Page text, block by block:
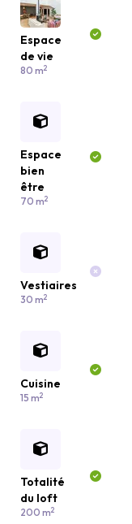
Espace
de vie
80 m2
Espace
bien
être
70 m2
Vestiaires
30 m2
Cuisine
15 m2
Totalité
du loft
200 m2